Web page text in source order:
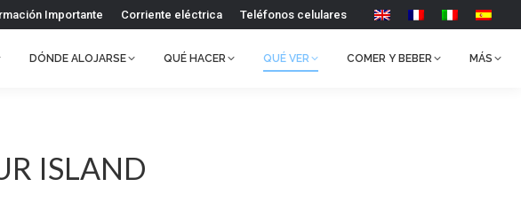
Importante Corriente eléctrica Teléfonos celulares
DÓNDE ALOJARSE QUÉ HACER QUÉ VER COMER Y BEBER MÁS
ISLAND